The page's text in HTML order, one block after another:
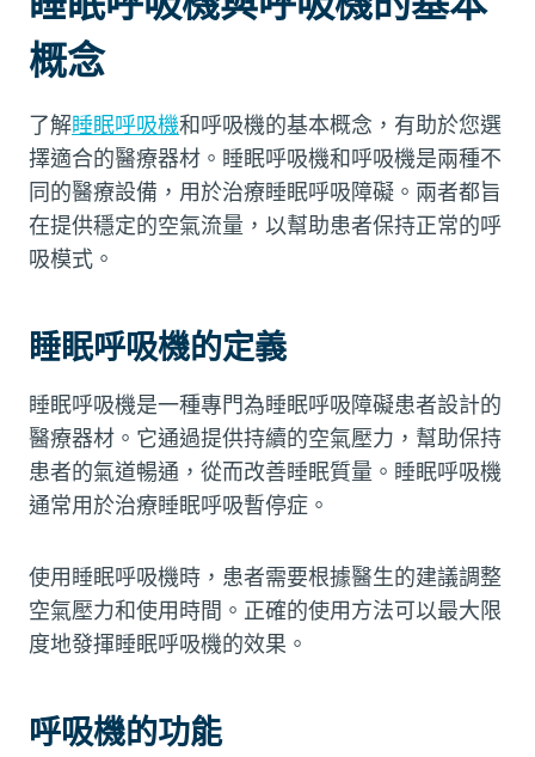
概念
了解睡眠呼吸機和呼吸機的基本概念，有助於您選
擇適合的醫療器材。睡眠呼吸機和呼吸機是兩種不
同的醫療設備，用於治療睡眠呼吸障礙。兩者都旨
在提供穩定的空氣流量，以幫助患者保持正常的呼
吸模式。
睡眠呼吸機的定義
睡眠呼吸機是一種專門為睡眠呼吸障礙患者設計的
醫療器材。它通過提供持續的空氣壓力，幫助保持
患者的氣道暢通，從而改善睡眠質量。睡眠呼吸機
通常用於治療睡眠呼吸暫停症。
使用睡眠呼吸機時，患者需要根據醫生的建議調整
空氣壓力和使用時間。正確的使用方法可以最大限
度地發揮睡眠呼吸機的效果。
呼吸機的功能